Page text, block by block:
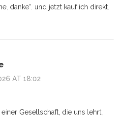
danke“. und jetzt kauf ich direkt.
AT 18:02
Gesellschaft, die uns lehrt,